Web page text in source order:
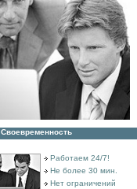
Своевременность
Работаем 24/7!
Не более 30 мин.
Нет ограничений